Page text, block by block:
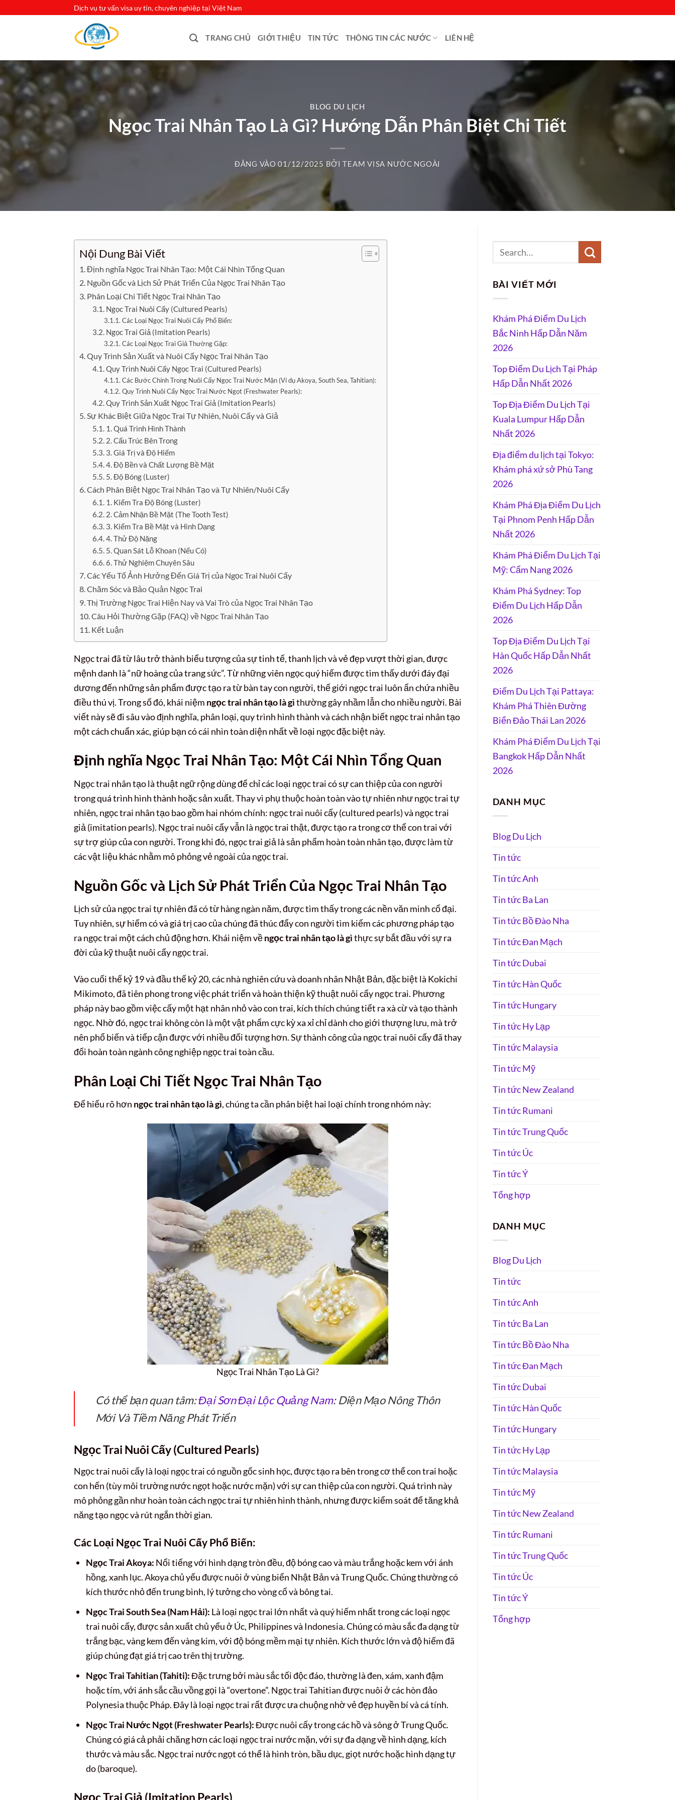
Dịch vụ tư vấn visa uy tín, chuyên nghiệp tại Việt Nam
TRANG CHỦ GIỚI THIỆU TIN TỨC THÔNG TIN CÁC NƯỚC LIÊN HỆ
BLOG DU LỊCH
Ngọc Trai Nhân Tạo Là Gì? Hướng Dẫn Phân Biệt Chi Tiết
ĐĂNG VÀO01/12/2025 BỞITEAM VISA NƯỚC NGOÀI
Nội Dung Bài Viết
Định nghĩa Ngọc Trai Nhân Tạo: Một Cái Nhìn Tổng Quan
Nguồn Gốc và Lịch Sử Phát Triển Của Ngọc Trai Nhân Tạo
Phân Loại Chi Tiết Ngọc Trai Nhân Tạo
Ngọc Trai Nuôi Cấy (Cultured Pearls)
Các Loại Ngọc Trai Nuôi Cấy Phổ Biến:
Ngọc Trai Giả (Imitation Pearls)
Các Loại Ngọc Trai Giả Thường Gặp:
Quy Trình Sản Xuất và Nuôi Cấy Ngọc Trai Nhân Tạo
Quy Trình Nuôi Cấy Ngọc Trai (Cultured Pearls)
Các Bước Chính Trong Nuôi Cấy Ngọc Trai Nước Mặn (Ví dụ Akoya, South Sea, Tahitian):
Quy Trình Nuôi Cấy Ngọc Trai Nước Ngọt (Freshwater Pearls):
Quy Trình Sản Xuất Ngọc Trai Giả (Imitation Pearls)
Sự Khác Biệt Giữa Ngọc Trai Tự Nhiên, Nuôi Cấy và Giả
1. Quá Trình Hình Thành
2. Cấu Trúc Bên Trong
3. Giá Trị và Độ Hiếm
4. Độ Bền và Chất Lượng Bề Mặt
5. Độ Bóng (Luster)
Cách Phân Biệt Ngọc Trai Nhân Tạo và Tự Nhiên/Nuôi Cấy
1. Kiểm Tra Độ Bóng (Luster)
2. Cảm Nhận Bề Mặt (The Tooth Test)
3. Kiểm Tra Bề Mặt và Hình Dạng
4. Thử Độ Nặng
5. Quan Sát Lỗ Khoan (Nếu Có)
6. Thử Nghiệm Chuyên Sâu
Các Yếu Tố Ảnh Hưởng Đến Giá Trị của Ngọc Trai Nuôi Cấy
Chăm Sóc và Bảo Quản Ngọc Trai
Thị Trường Ngọc Trai Hiện Nay và Vai Trò của Ngọc Trai Nhân Tạo
Câu Hỏi Thường Gặp (FAQ) về Ngọc Trai Nhân Tạo
Kết Luận
Ngọc trai đã từ lâu trở thành biểu tượng của sự tinh tế, thanh lịch và vẻ đẹp vượt thời gian, được
mệnh danh là “nữ hoàng của trang sức”. Từ những viên ngọc quý hiếm được tìm thấy dưới đáy đại
dương đến những sản phẩm được tạo ra từ bàn tay con người, thế giới ngọc trai luôn ẩn chứa nhiều
điều thú vị. Trong số đó, khái niệm ngọc trai nhân tạo là gìthường gây nhầm lẫn cho nhiều người. Bài
viết này sẽ đi sâu vào định nghĩa, phân loại, quy trình hình thành và cách nhận biết ngọc trai nhân tạo
một cách chuẩn xác, giúp bạn có cái nhìn toàn diện nhất về loại ngọc đặc biệt này.
Định nghĩa Ngọc Trai Nhân Tạo: Một Cái Nhìn Tổng Quan
Ngọc trai nhân tạo là thuật ngữ rộng dùng để chỉ các loại ngọc trai có sự can thiệp của con người
trong quá trình hình thành hoặc sản xuất. Thay vì phụ thuộc hoàn toàn vào tự nhiên như ngọc trai tự
nhiên, ngọc trai nhân tạo bao gồm hai nhóm chính: ngọc trai nuôi cấy (cultured pearls) và ngọc trai
giả (imitation pearls). Ngọc trai nuôi cấy vẫn là ngọc trai thật, được tạo ra trong cơ thể con trai với
sự trợ giúp của con người. Trong khi đó, ngọc trai giả là sản phẩm hoàn toàn nhân tạo, được làm từ
các vật liệu khác nhằm mô phỏng vẻ ngoài của ngọc trai.
Nguồn Gốc và Lịch Sử Phát Triển Của Ngọc Trai Nhân Tạo
Lịch sử của ngọc trai tự nhiên đã có từ hàng ngàn năm, được tìm thấy trong các nền văn minh cổ đại.
Tuy nhiên, sự hiếm có và giá trị cao của chúng đã thúc đẩy con người tìm kiếm các phương pháp tạo
ra ngọc trai một cách chủ động hơn. Khái niệm vềngọc trai nhân tạo là gìthực sự bắt đầu với sự ra
đời của kỹ thuật nuôi cấy ngọc trai.
Vào cuối thế kỷ 19 và đầu thế kỷ 20, các nhà nghiên cứu và doanh nhân Nhật Bản, đặc biệt là Kokichi
Mikimoto, đã tiên phong trong việc phát triển và hoàn thiện kỹ thuật nuôi cấy ngọc trai. Phương
pháp này bao gồm việc cấy một hạt nhân nhỏ vào con trai, kích thích chúng tiết ra xà cừ và tạo thành
ngọc. Nhờ đó, ngọc trai không còn là một vật phẩm cực kỳ xa xỉ chỉ dành cho giới thượng lưu, mà trở
nên phổ biến và tiếp cận được với nhiều đối tượng hơn. Sự thành công của ngọc trai nuôi cấy đã thay
đổi hoàn toàn ngành công nghiệp ngọc trai toàn cầu.
Phân Loại Chi Tiết Ngọc Trai Nhân Tạo
Để hiểu rõ hơn ngọc trai nhân tạo là gì, chúng ta cần phân biệt hai loại chính trong nhóm này:
Ngọc Trai Nhân Tạo Là Gì?
Có thể bạn quan tâm:Đại Sơn Đại Lộc Quảng Nam: Diện Mạo Nông Thôn
Mới Và Tiềm Năng Phát Triển
Ngọc Trai Nuôi Cấy (Cultured Pearls)
Ngọc trai nuôi cấy là loại ngọc trai có nguồn gốc sinh học, được tạo ra bên trong cơ thể con trai hoặc
con hến (tùy môi trường nước ngọt hoặc nước mặn) với sự can thiệp của con người. Quá trình này
mô phỏng gần như hoàn toàn cách ngọc trai tự nhiên hình thành, nhưng được kiểm soát để tăng khả
năng tạo ngọc và rút ngắn thời gian.
Các Loại Ngọc Trai Nuôi Cấy Phổ Biến:
Ngọc Trai Akoya: Nổi tiếng với hình dạng tròn đều, độ bóng cao và màu trắng hoặc kem với ánh
hồng, xanh lục. Akoya chủ yếu được nuôi ở vùng biển Nhật Bản và Trung Quốc. Chúng thường có
kích thước nhỏ đến trung bình, lý tưởng cho vòng cổ và bông tai.
Ngọc Trai South Sea (Nam Hải): Là loại ngọc trai lớn nhất và quý hiếm nhất trong các loại ngọc
trai nuôi cấy, được sản xuất chủ yếu ở Úc, Philippines và Indonesia. Chúng có màu sắc đa dạng từ
trắng bạc, vàng kem đến vàng kim, với độ bóng mềm mại tự nhiên. Kích thước lớn và độ hiếm đã
giúp chúng đạt giá trị cao trên thị trường.
Ngọc Trai Tahitian (Tahiti):Đặc trưng bởi màu sắc tối độc đáo, thường là đen, xám, xanh đậm
hoặc tím, với ánh sắc cầu vồng gọi là “overtone”. Ngọc trai Tahitian được nuôi ở các hòn đảo
Polynesia thuộc Pháp. Đây là loại ngọc trai rất được ưa chuộng nhờ vẻ đẹp huyền bí và cá tính.
Ngọc Trai Nước Ngọt (Freshwater Pearls):Được nuôi cấy trong các hồ và sông ở Trung Quốc.
Chúng có giá cả phải chăng hơn các loại ngọc trai nước mặn, với sự đa dạng về hình dạng, kích
thước và màu sắc. Ngọc trai nước ngọt có thể là hình tròn, bầu dục, giọt nước hoặc hình dạng tự
do (baroque).
Ngọc Trai Giả (Imitation Pearls)
BÀI VIẾT MỚI
Khám Phá Điểm Du Lịch
Bắc Ninh Hấp Dẫn Năm
2026
Top Điểm Du Lịch Tại Pháp
Hấp Dẫn Nhất 2026
Top Địa Điểm Du Lịch Tại
Kuala Lumpur Hấp Dẫn
Nhất 2026
Địa điểm du lịch tại Tokyo:
Khám phá xứ sở Phù Tang
2026
Khám Phá Địa Điểm Du Lịch
Tại Phnom Penh Hấp Dẫn
Nhất 2026
Khám Phá Điểm Du Lịch Tại
Mỹ: Cẩm Nang 2026
Khám Phá Sydney: Top
Điểm Du Lịch Hấp Dẫn
2026
Top Địa Điểm Du Lịch Tại
Hàn Quốc Hấp Dẫn Nhất
2026
Điểm Du Lịch Tại Pattaya:
Khám Phá Thiên Đường
Biển Đảo Thái Lan 2026
Khám Phá Điểm Du Lịch Tại
Bangkok Hấp Dẫn Nhất
2026
DANH MỤC
Blog Du Lịch
Tin tức
Tin tức Anh
Tin tức Ba Lan
Tin tức Bồ Đào Nha
Tin tức Đan Mạch
Tin tức Dubai
Tin tức Hàn Quốc
Tin tức Hungary
Tin tức Hy Lạp
Tin tức Malaysia
Tin tức Mỹ
Tin tức New Zealand
Tin tức Rumani
Tin tức Trung Quốc
Tin tức Úc
Tin tức Ý
Tổng hợp
DANH MỤC
Blog Du Lịch
Tin tức
Tin tức Anh
Tin tức Ba Lan
Tin tức Bồ Đào Nha
Tin tức Đan Mạch
Tin tức Dubai
Tin tức Hàn Quốc
Tin tức Hungary
Tin tức Hy Lạp
Tin tức Malaysia
Tin tức Mỹ
Tin tức New Zealand
Tin tức Rumani
Tin tức Trung Quốc
Tin tức Úc
Tin tức Ý
Tổng hợp